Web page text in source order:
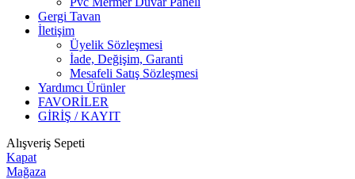
Gergi Tavan
İletişim
Üyelik Sözleşmesi
İade, Değişim, Garanti
Mesafeli Satış Sözleşmesi
Yardımcı Ürünler
FAVORİLER
GİRİŞ / KAYIT
Alışveriş Sepeti
Kapat
Mağaza